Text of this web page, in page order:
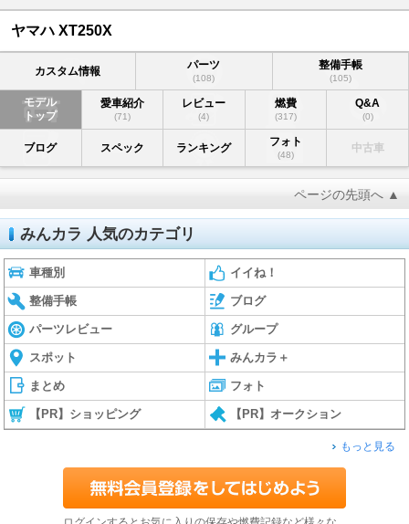
ヤマハ XT250X
カスタム情報 パーツ
(108)
整備手帳
(105)
モデル
トップ
愛車紹介
(71)
レビュー
(4)
燃費
(317)
Q&A
(0)
ブログ スペック ランキング フォト
(48)
中古車
ページの先頭へ ▲
みんカラ 人気のカテゴリ
車種別 イイね！
整備手帳 ブログ
パーツレビュー グループ
スポット みんカラ＋
まとめ フォト
【PR】ショッピング 【PR】オークション
もっと見る